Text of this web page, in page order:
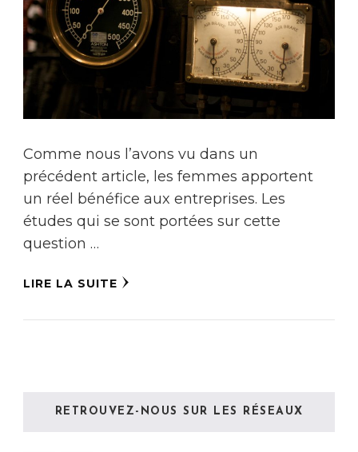
Comme nous l’avons vu dans un
précédent article, les femmes apportent
un réel bénéfice aux entreprises. Les
études qui se sont portées sur cette
question …
LIRE LA SUITE
RETROUVEZ-NOUS SUR LES RÉSEAUX